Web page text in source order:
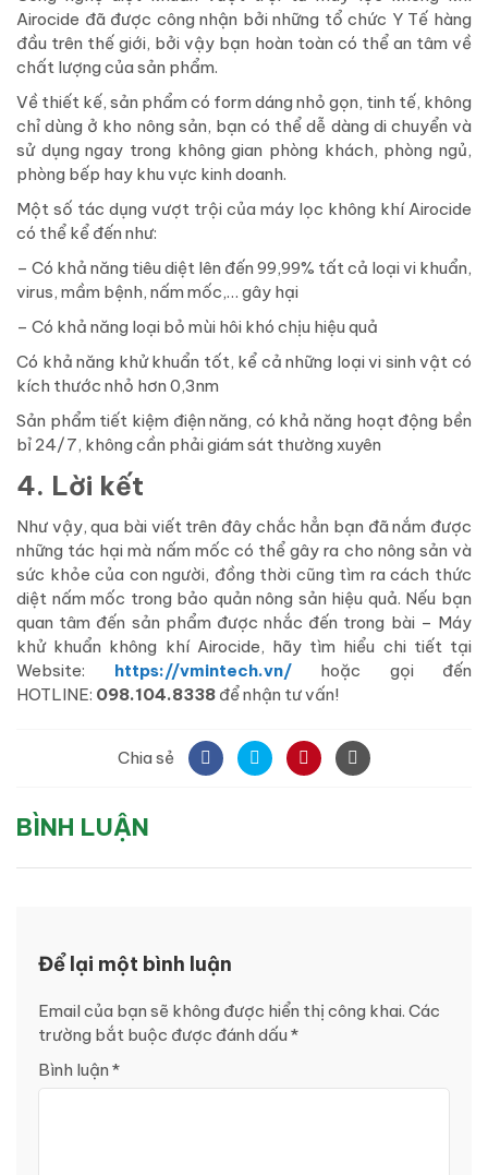
Airocide đã được công nhận bởi những tổ chức Y Tế hàng
đầu trên thế giới, bởi vậy bạn hoàn toàn có thể an tâm về
chất lượng của sản phẩm.
Về thiết kế, sản phẩm có form dáng nhỏ gọn, tinh tế, không
chỉ dùng ở kho nông sản, bạn có thể dễ dàng di chuyển và
sử dụng ngay trong không gian phòng khách, phòng ngủ,
phòng bếp hay khu vực kinh doanh.
Một số tác dụng vượt trội của máy lọc không khí Airocide
có thể kể đến như:
– Có khả năng tiêu diệt lên đến 99,99% tất cả loại vi khuẩn,
virus, mầm bệnh, nấm mốc,… gây hại
– Có khả năng loại bỏ mùi hôi khó chịu hiệu quả
Có khả năng khử khuẩn tốt, kể cả những loại vi sinh vật có
kích thước nhỏ hơn 0,3nm
Sản phẩm tiết kiệm điện năng, có khả năng hoạt động bền
bỉ 24/7, không cần phải giám sát thường xuyên
4. Lời kết
Như vậy, qua bài viết trên đây chắc hẳn bạn đã nắm được
những tác hại mà nấm mốc có thể gây ra cho nông sản và
sức khỏe của con người, đồng thời cũng tìm ra cách thức
diệt nấm mốc trong bảo quản nông sản hiệu quả. Nếu bạn
quan tâm đến sản phẩm được nhắc đến trong bài – Máy
khử khuẩn không khí Airocide, hãy tìm hiểu chi tiết tại
Website: https://vmintech.vn/hoặc gọi đến
HOTLINE: 098.104.8338 để nhận tư vấn!
Chia sẻ
BÌNH LUẬN
Để lại một bình luận
Email của bạn sẽ không được hiển thị công khai. Các
trường bắt buộc được đánh dấu *
Bình luận *